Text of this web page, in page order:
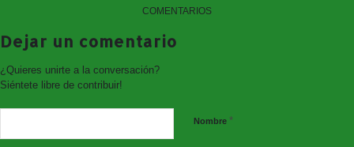
COMENTARIOS
Dejar un comentario
¿Quieres unirte a la conversación?
Siéntete libre de contribuir!
Nombre *